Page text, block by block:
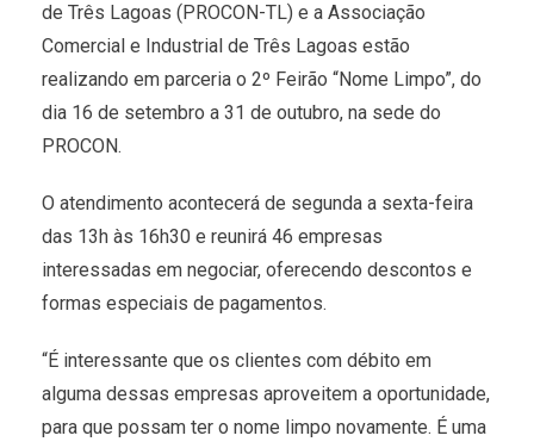
de Três Lagoas (PROCON-TL) e a Associação
Comercial e Industrial de Três Lagoas estão
realizando em parceria o 2º Feirão “Nome Limpo”, do
dia 16 de setembro a 31 de outubro, na sede do
PROCON.
O atendimento acontecerá de segunda a sexta-feira
das 13h às 16h30 e reunirá 46 empresas
interessadas em negociar, oferecendo descontos e
formas especiais de pagamentos.
“É interessante que os clientes com débito em
alguma dessas empresas aproveitem a oportunidade,
para que possam ter o nome limpo novamente. É uma